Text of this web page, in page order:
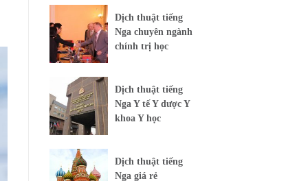
Dịch thuật tiếng
Nga chuyên ngành
chính trị học
Dịch thuật tiếng
Nga Y tế Y dược Y
khoa Y học
Dịch thuật tiếng
Nga giá rẻ